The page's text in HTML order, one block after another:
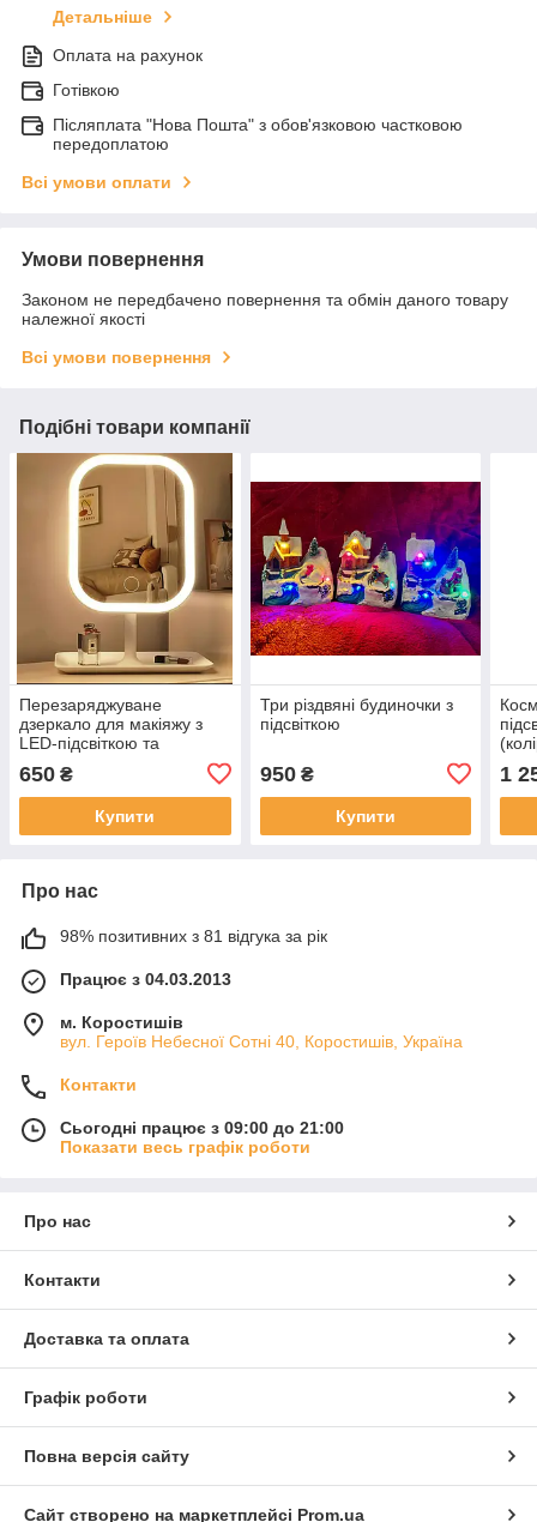
Детальніше
Оплата на рахунок
Готівкою
Післяплата "Нова Пошта" з обов'язковою частковою
передоплатою
Всі умови оплати
Умови повернення
Законом не передбачено повернення та обмін даного товару
належної якості
Всі умови повернення
Подібні товари компанії
Перезаряджуване
дзеркало для макіяжу з
LED-підсвіткою та
650 ₴
Купити
Три різдвяні будиночки з
підсвіткою
950₴
Купити
1
Про нас
98% позитивних з 81 відгука за рік
Працює з 04.03.2013
м. Коростишів
вул. Героїв Небесної Сотні 40, Коростишів, Україна
Контакти
Сьогодні працює з 09:00 до 21:00
Показати весь графік роботи
Про нас
Контакти
Доставка та оплата
Графік роботи
Повна версія сайту
Сайт створено на маркетплейсі Prom.ua